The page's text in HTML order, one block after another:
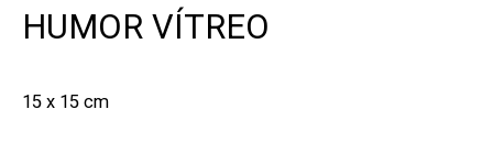
HUMOR VÍTREO
15 x 15 cm